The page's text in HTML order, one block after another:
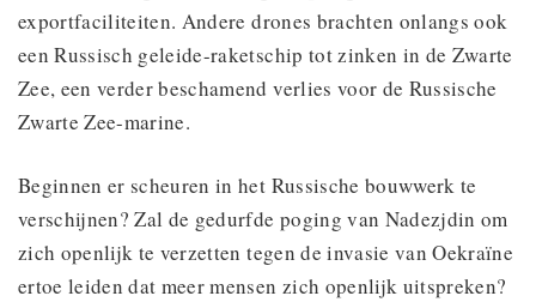
exportfaciliteiten. Andere drones brachten onlangs ook
een Russisch geleide-raketschip tot zinken in de Zwarte
Zee, een verder beschamend verlies voor de Russische
Zwarte Zee-marine.
Beginnen er scheuren in het Russische bouwwerk te
verschijnen? Zal de gedurfde poging van Nadezjdin om
zich openlijk te verzetten tegen de invasie van Oekraïne
ertoe leiden dat meer mensen zich openlijk uitspreken?